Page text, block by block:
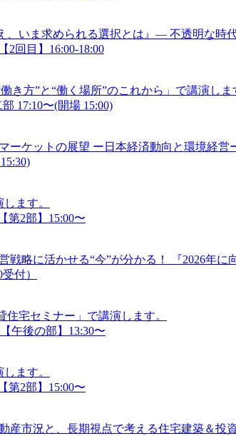
、いま求められる選択とは』― 不透明な時
2回目】16:00-18:00
き方”と“働く場所”のこれから」で講演しま
17:10〜(開場 15:00)
ーケットの展望 ー日本経済動向と環境経営
ます。
第2部】15:00〜
略に活かせる“今”が分かる！ 『2026年に
付）
宅セミナー」で講演します。
午後の部】13:30〜
ます。
第2部】15:00〜
市況と、長期視点で考える住宅建築＆投